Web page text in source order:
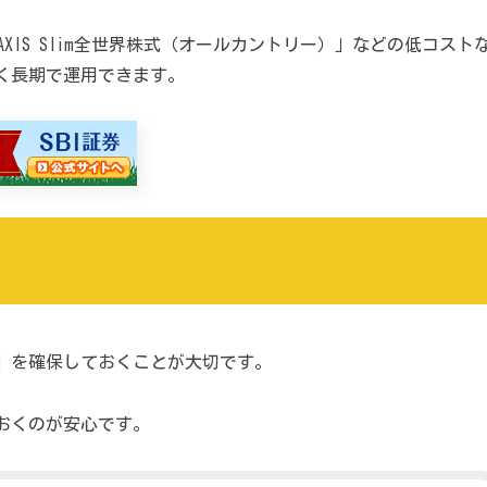
Slim全世界株式（オールカントリー）」などの低コスト
期で運用できます。
確保しておくことが大切です。
のが安心です。